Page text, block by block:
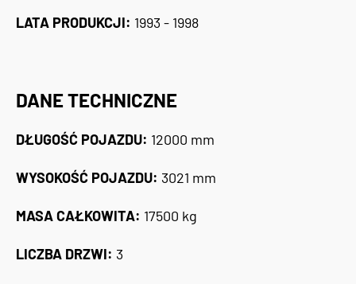
LATA PRODUKCJI: 1993 - 1998
DANE TECHNICZNE
DŁUGOŚĆ POJAZDU: 12000 mm
WYSOKOŚĆ POJAZDU: 3021 mm
MASA CAŁKOWITA: 17500 kg
LICZBA DRZWI: 3